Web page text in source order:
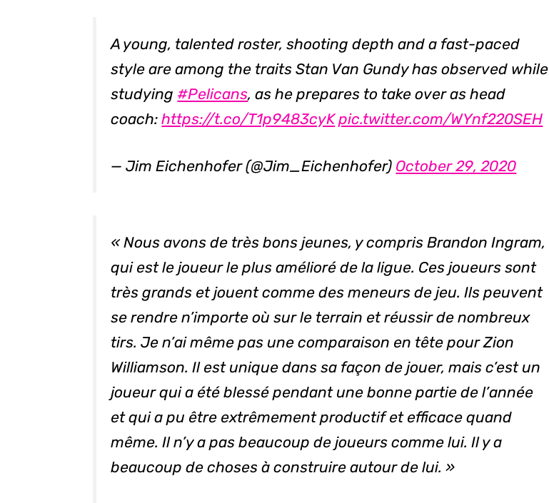
A young, talented roster, shooting depth and a fast-paced
style are among the traits Stan Van Gundy has observed while
studying #Pelicans, as he prepares to take over as head
coach:https://t.co/T1p9483cyK pic.twitter.com/WYnf220SEH
— Jim Eichenhofer (@Jim_Eichenhofer) October 29, 2020
« Nous avons de très bons jeunes, y compris Brandon Ingram,
qui est le joueur le plus amélioré de la ligue. Ces joueurs sont
très grands et jouent comme des meneurs de jeu. Ils peuvent
se rendre n’importe où sur le terrain et réussir de nombreux
tirs. Je n’ai même pas une comparaison en tête pour Zion
Williamson. Il est unique dans sa façon de jouer, mais c’est un
joueur qui a été blessé pendant une bonne partie de l’année
et qui a pu être extrêmement productif et efficace quand
même. Il n’y a pas beaucoup de joueurs comme lui. Il y a
beaucoup de choses à construire autour de lui. »